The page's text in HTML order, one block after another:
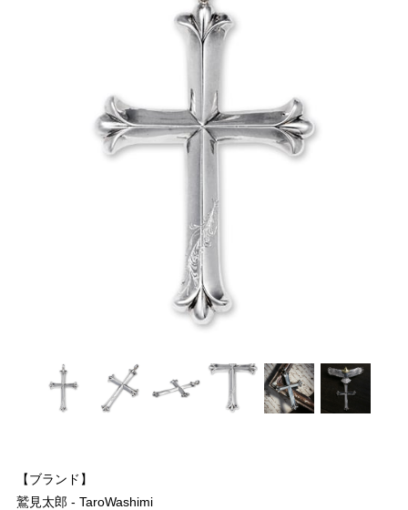
【ブランド】
鷲見太郎 - TaroWashimi